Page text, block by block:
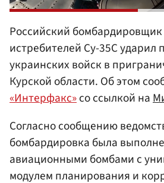
Российский
истребителей Су-35С ударил
украинских войск в
Курской области. Об этом
«Интерфакс»со ссылкой на
Согласно сообщению
бомбардировка была
авиационными бомбами с
модулем планирования и